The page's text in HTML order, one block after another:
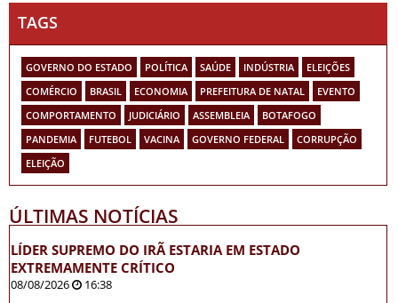
TAGS
GOVERNO DO ESTADO POLÍTICA SAÚDE INDÚSTRIA
ELEIÇÕES
COMÉRCIO
BRASIL ECONOMIA PREFEITURA DE NATAL
EVENTO
COMPORTAMENTO
JUDICIÁRIO ASSEMBLEIA
BOTAFOGO
PANDEMIA
FUTEBOL VACINA GOVERNO FEDERAL
CORRUPÇÃO
ELEIÇÃO
ÚLTIMAS NOTÍCIAS
LÍDER SUPREMO DO IRÃ ESTARIA EM ESTADO
EXTREMAMENTE CRÍTICO
08/08/2026 16:38